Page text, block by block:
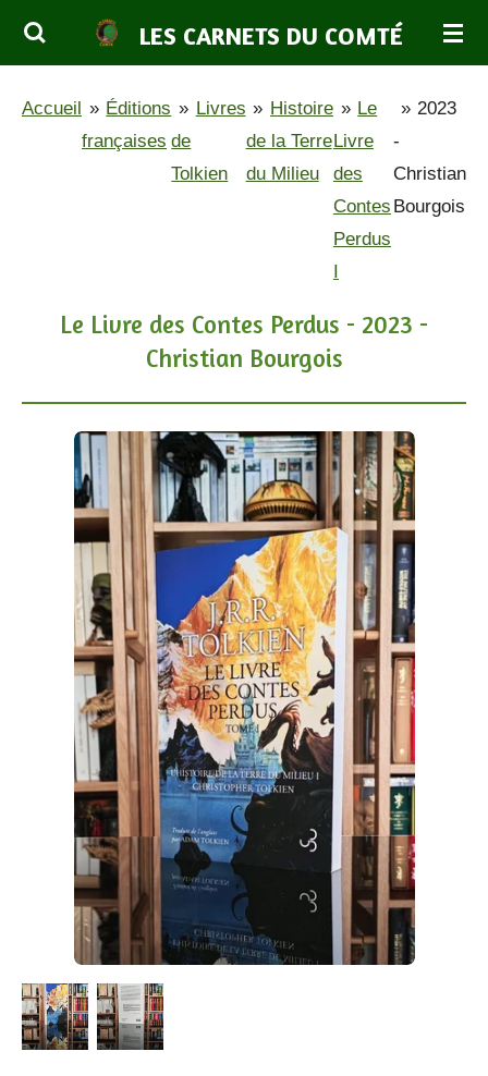
Passer
principal
LES CARNETS DU COMTÉ
Accueil » Éditions
françaises
» Livres
de
Tolkien
» Histoire
de la Terre
du Milieu
» Le
Livre
des
Contes
Perdus
I
» 2023
-
Christian
Bourgois
Le Livre des Contes Perdus - 2023 -
Christian Bourgois